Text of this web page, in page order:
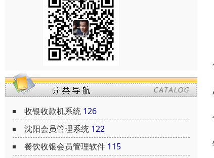
收银收款机系统 126
沈阳会员管理系统 122
餐饮收银会员管理软件 115